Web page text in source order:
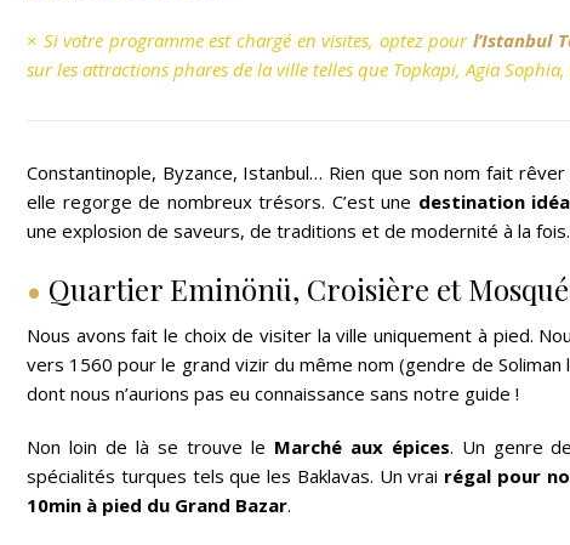
× Si votre programme est chargé en visites, optez pour l’Istanbul
sur les attractions phares de la ville telles que Topkapi, Agia
Constantinople, Byzance, Istanbul… Rien que son nom fait
elle regorge de nombreux trésors. C’est une destination
une explosion de saveurs, de traditions et de modernité à la
• Quartier Eminönü, Croisière et
Nous avons fait le choix de visiter la ville uniquement à pied.
vers 1560 pour le grand vizir du même nom (gendre de
dont nous n’aurions pas eu connaissance sans notre guide !
Non loin de là se trouve le Marché aux épices. Un genre
spécialités turques tels que les Baklavas. Un vrai régal pour
10min à pied du Grand Bazar.